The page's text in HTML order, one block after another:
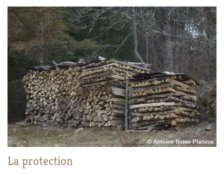
Décoration et petit bricolage
Santé et bien-être
Les plantes et leurs vertus
Soins et cosmétiques au naturel
Société et alternatives
Vivre l’écologie
Protéger la nature
La protection